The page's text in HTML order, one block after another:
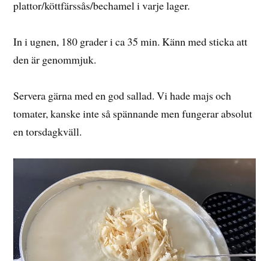
plattor/köttfärssås/bechamel i varje lager.
In i ugnen, 180 grader i ca 35 min. Känn med sticka att
den är genommjuk.
Servera gärna med en god sallad. Vi hade majs och
tomater, kanske inte så spännande men fungerar absolut
en torsdagkväll.